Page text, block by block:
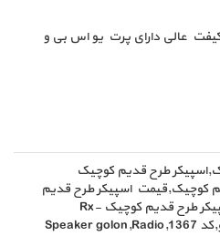
عالی دارای پرت یو اس بی و
طرح قدیم کوچیک
کوچیک,قیمت اسپیکر طرح قدیم
کوچیک Rx-bt1110,فروش اسپیکر طرح قدیم کوچیک Rx-